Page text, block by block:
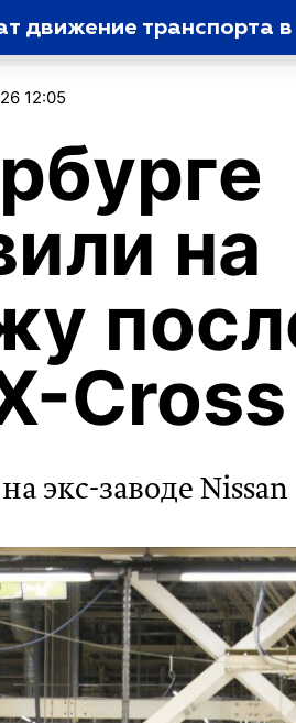
движение транспорта
12:05
на
экс-заводе Nissan